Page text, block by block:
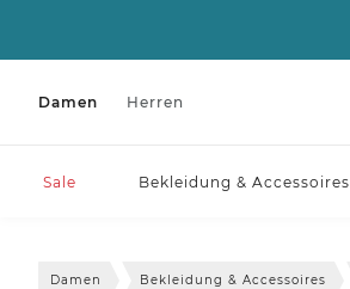
Damen Herren
Sale Bekleidung & Accessoires
Damen Bekleidung & Accessoires